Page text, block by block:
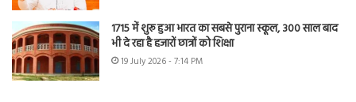
1715 में शुरू हुआ भारत का सबसे पुराना स्कूल, 300 साल बाद
भी दे रहा है हजारों छात्रों को शिक्षा
19 July 2026 - 7:14 PM